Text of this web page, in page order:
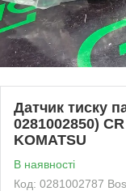
Датчик тиску
0281002850)
KOMATSU
В наявності
Код: 0281002787